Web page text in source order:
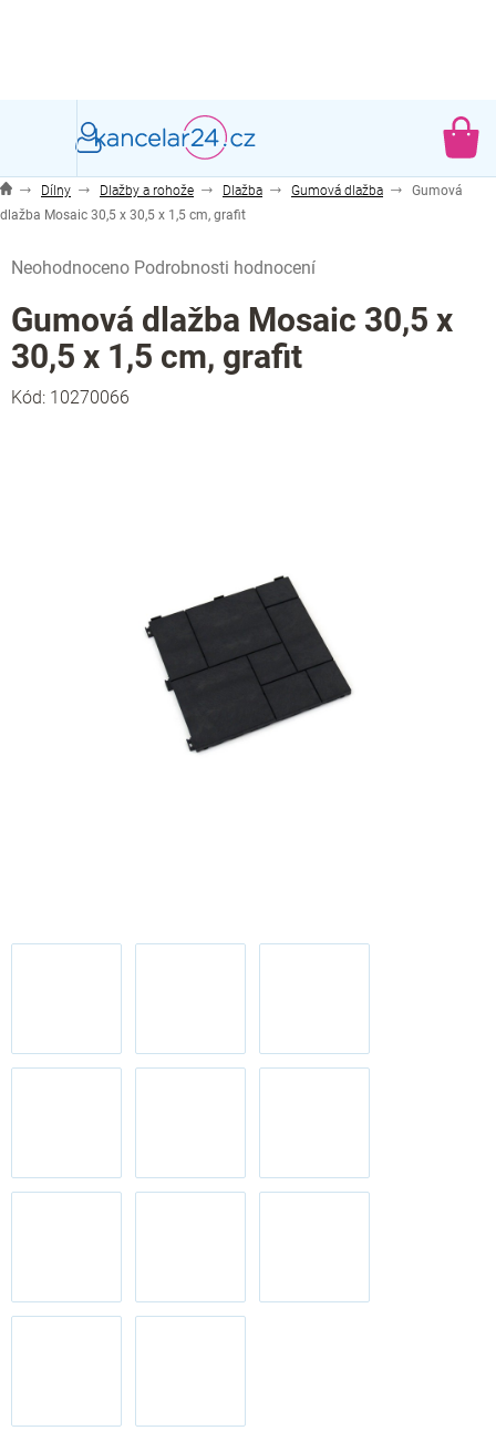
Dílny Dlažby a rohože Dlažba Gumová dlažba
Gumová
dlažba Mosaic 30,5 x 30,5 x 1,5 cm, grafit
hodnocení
produktu
je
0,0
z
5
Neohodnoceno Podrobnosti hodnocení
Gumová dlažba Mosaic 30,5 x
30,5 x 1,5 cm, grafit
Kód: 10270066